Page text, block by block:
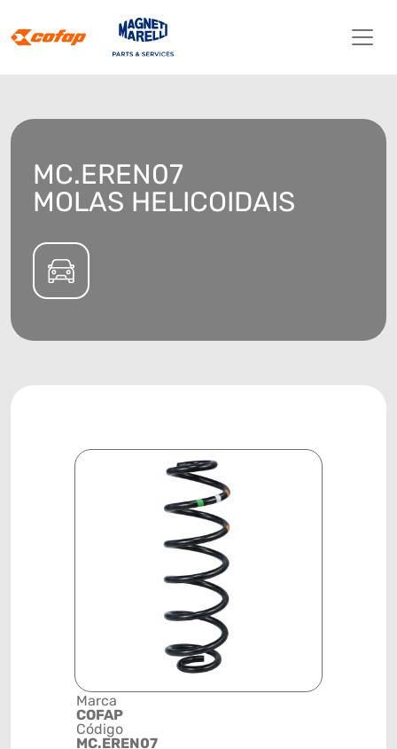
MC.EREN07
MOLAS HELICOIDAIS
Marca
COFAP
Código
MC.EREN07